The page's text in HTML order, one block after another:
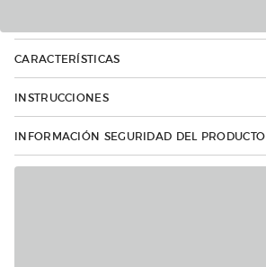
CARACTERÍSTICAS
INSTRUCCIONES
INFORMACIÓN SEGURIDAD DEL PRODUCTO